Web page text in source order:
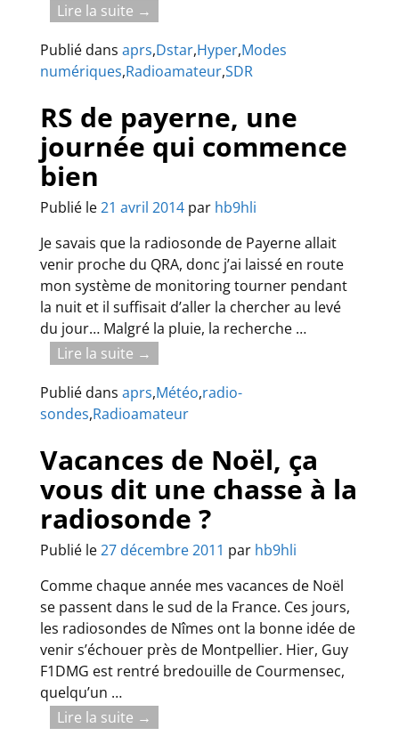
Lire la suite →
Publié dans aprs,Dstar,Hyper,Modes
numériques,Radioamateur,SDR
RS de payerne, une
journée qui commence
bien
Publié le21 avril 2014 par hb9hli
Je savais que la radiosonde de Payerne allait
venir proche du QRA, donc j’ai laissé en route
mon système de monitoring tourner pendant
la nuit et il suffisait d’aller la chercher au levé
du jour… Malgré la pluie, la recherche …
Lire la suite →
Publié dans aprs,Météo,radio-
sondes,Radioamateur
Vacances de Noël, ça
vous dit une chasse à la
radiosonde ?
Publié le27 décembre 2011 par hb9hli
Comme chaque année mes vacances de Noël
se passent dans le sud de la France. Ces jours,
les radiosondes de Nîmes ont la bonne idée de
venir s’échouer près de Montpellier. Hier, Guy
F1DMG est rentré bredouille de Courmensec,
quelqu’un …
Lire la suite →